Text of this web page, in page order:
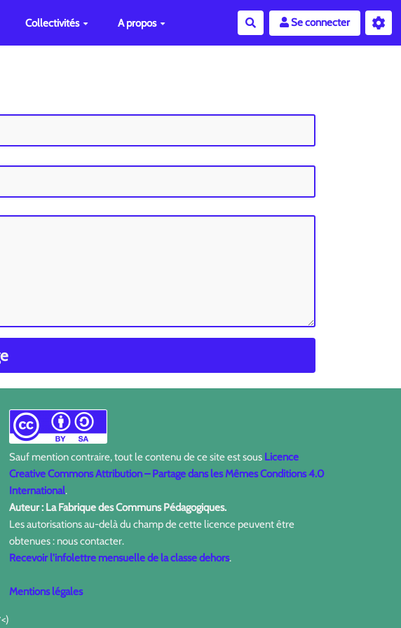
Collectivités A propos RechercherSe connecter
Sauf mention contraire, tout le contenu de ce site est sous Licence
Creative Commons Attribution – Partage dans les Mêmes Conditions 4.0
International.
Auteur : La Fabrique des Communs Pédagogiques.
Les autorisations au-delà du champ de cette licence peuvent être
obtenues : nous contacter.
Recevoir l'infolettre mensuelle de la classe dehors.
Mentions légales